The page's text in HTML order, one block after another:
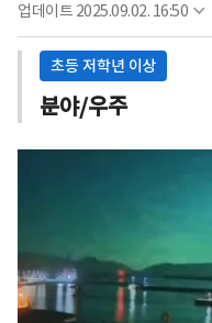
업데이트 2025.09.02. 16:50
초등 저학년 이상
분야/우주